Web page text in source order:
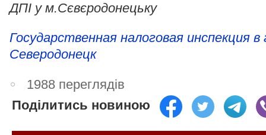
ДПІ у м.Сєвєродонецьку
Государственная налоговая инспекция в
Северодонецк
1988 переглядів
Поділитись новиною